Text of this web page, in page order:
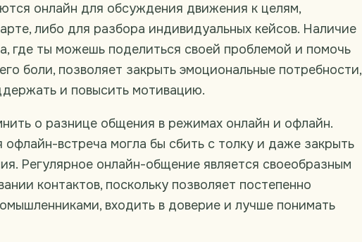
онлайн для обсуждения движения к целям,
либо для разбора индивидуальных кейсов. Наличие
где ты можешь поделиться своей проблемой и помочь
боли, позволяет закрыть эмоциональные потребности,
и повысить мотивацию.
о разнице общения в режимах онлайн и офлайн.
офлайн-встреча могла бы сбить с толку и даже закрыть
Регулярное онлайн-общение является своеобразным
контактов, поскольку позволяет постепенно
входить в доверие и лучше понимать